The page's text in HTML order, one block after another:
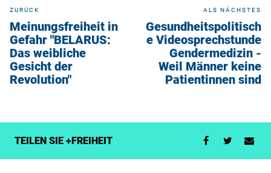
ZURÜCK
Meinungsfreiheit in
Gefahr "BELARUS:
Das weibliche
Gesicht der
Revolution"
ALS NÄCHSTES
Gesundheitspolitisch
e Videosprechstunde
Gendermedizin -
Weil Männer keine
Patientinnen sind
TEILEN SIE +FREIHEIT